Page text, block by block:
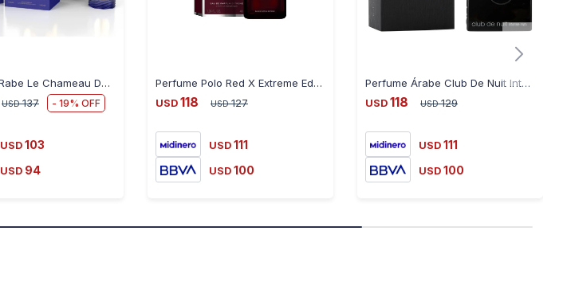
Perfume áRabe Le Chameau Desert Angel Blue Night 100ML
USD 137 19
USD 103
USD 94
Perfume Polo Red X Extreme Edp 40ML
USD 118 USD 127
USD 111
USD 100
Perfume Árabe Club De Nuit Intense Man 100Ml By Armaf - NEGRO
USD 118 USD 129
USD 111
USD 100